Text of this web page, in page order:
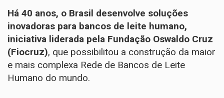
Há 40 anos, o Brasil desenvolve soluções
inovadoras para bancos de leite humano,
iniciativa liderada pela Fundação Oswaldo Cruz
(Fiocruz), que possibilitou a construção da maior
e mais complexa Rede de Bancos de Leite
Humano do mundo.